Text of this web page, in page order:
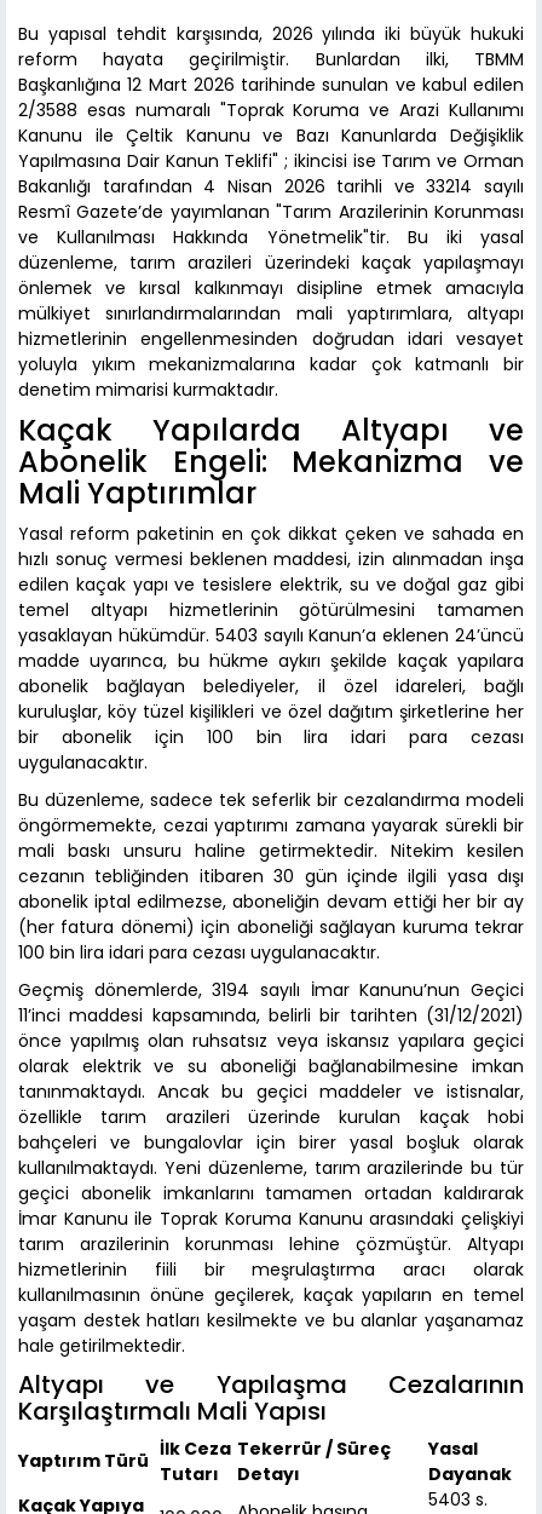
Bu yapısal tehdit karşısında, 2026 yılında iki büyük hukuki
reform hayata geçirilmiştir. Bunlardan ilki, TBMM
Başkanlığına 12 Mart 2026 tarihinde sunulan ve kabul edilen
2/3588 esas numaralı "Toprak Koruma ve Arazi Kullanımı
Kanunu ile Çeltik Kanunu ve Bazı Kanunlarda Değişiklik
Yapılmasına Dair Kanun Teklifi" ; ikincisi ise Tarım ve Orman
Bakanlığı tarafından 4 Nisan 2026 tarihli ve 33214 sayılı
Resmî Gazete’de yayımlanan "Tarım Arazilerinin Korunması
ve Kullanılması Hakkında Yönetmelik"tir. Bu iki yasal
düzenleme, tarım arazileri üzerindeki kaçak yapılaşmayı
önlemek ve kırsal kalkınmayı disipline etmek amacıyla
mülkiyet sınırlandırmalarından mali yaptırımlara, altyapı
hizmetlerinin engellenmesinden doğrudan idari vesayet
yoluyla yıkım mekanizmalarına kadar çok katmanlı bir
denetim mimarisi kurmaktadır.
Kaçak Yapılarda Altyapı ve
Abonelik Engeli: Mekanizma ve
Mali Yaptırımlar
Yasal reform paketinin en çok dikkat çeken ve sahada en
hızlı sonuç vermesi beklenen maddesi, izin alınmadan inşa
edilen kaçak yapı ve tesislere elektrik, su ve doğal gaz gibi
temel altyapı hizmetlerinin götürülmesini tamamen
yasaklayan hükümdür. 5403 sayılı Kanun’a eklenen 24’üncü
madde uyarınca, bu hükme aykırı şekilde kaçak yapılara
abonelik bağlayan belediyeler, il özel idareleri, bağlı
kuruluşlar, köy tüzel kişilikleri ve özel dağıtım şirketlerine her
bir abonelik için 100 bin lira idari para cezası
uygulanacaktır.
Bu düzenleme, sadece tek seferlik bir cezalandırma modeli
öngörmemekte, cezai yaptırımı zamana yayarak sürekli bir
mali baskı unsuru haline getirmektedir. Nitekim kesilen
cezanın tebliğinden itibaren 30 gün içinde ilgili yasa dışı
abonelik iptal edilmezse, aboneliğin devam ettiği her bir ay
(her fatura dönemi) için aboneliği sağlayan kuruma tekrar
100 bin lira idari para cezası uygulanacaktır.
Geçmiş dönemlerde, 3194 sayılı İmar Kanunu’nun Geçici
11’inci maddesi kapsamında, belirli bir tarihten (31/12/2021)
önce yapılmış olan ruhsatsız veya iskansız yapılara geçici
olarak elektrik ve su aboneliği bağlanabilmesine imkan
tanınmaktaydı. Ancak bu geçici maddeler ve istisnalar,
özellikle tarım arazileri üzerinde kurulan kaçak hobi
bahçeleri ve bungalovlar için birer yasal boşluk olarak
kullanılmaktaydı. Yeni düzenleme, tarım arazilerinde bu tür
geçici abonelik imkanlarını tamamen ortadan kaldırarak
İmar Kanunu ile Toprak Koruma Kanunu arasındaki çelişkiyi
tarım arazilerinin korunması lehine çözmüştür. Altyapı
hizmetlerinin fiili bir meşrulaştırma aracı olarak
kullanılmasının önüne geçilerek, kaçak yapıların en temel
yaşam destek hatları kesilmekte ve bu alanlar yaşanamaz
hale getirilmektedir.
Altyapı ve Yapılaşma Cezalarının
Karşılaştırmalı Mali Yapısı
Yaptırım Türü İlk Ceza
Tutarı
Tekerrür / Süreç
Detayı
Yasal
Dayanak
Kaçak Yapıya
5403 s.